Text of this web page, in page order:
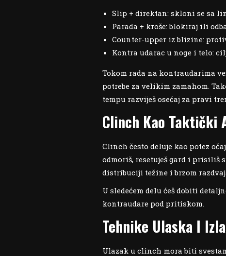
Slip + direktan: skloni se sa
Parada + kroše: blokiraj ili
Counter-upper iz blizine:
Kontra udarac u noge i telo:
Tokom rada na kontraudarima
potrebe za velikim zamahom.
tempu razviješ osećaj za pravi
Clinch Kao Taktički
Clinch često deluje kao potez
odmoriš, resetuješ gard i
distribuciji težine i brzom
U sledećem delu ćeš dobiti
kontraudare pod pritiskom.
Tehnike Ulaska I
Ulazak u clinch mora biti